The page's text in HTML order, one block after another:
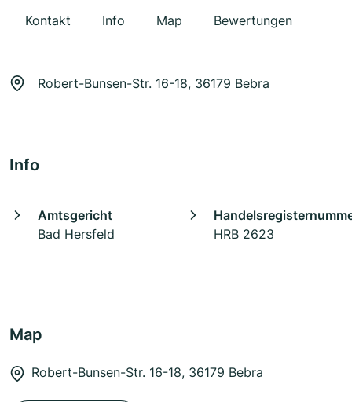
Kontakt Info Map Bewertungen
Robert-Bunsen-Str. 16-18, 36179 Bebra
Info
Amtsgericht
Bad Hersfeld
HRB 2623
Map
Robert-Bunsen-Str. 16-18, 36179 Bebra